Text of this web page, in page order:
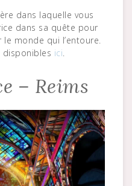
dans laquelle vous
dans sa quête pour
monde qui l’entoure.
disponibles ici
– Reims